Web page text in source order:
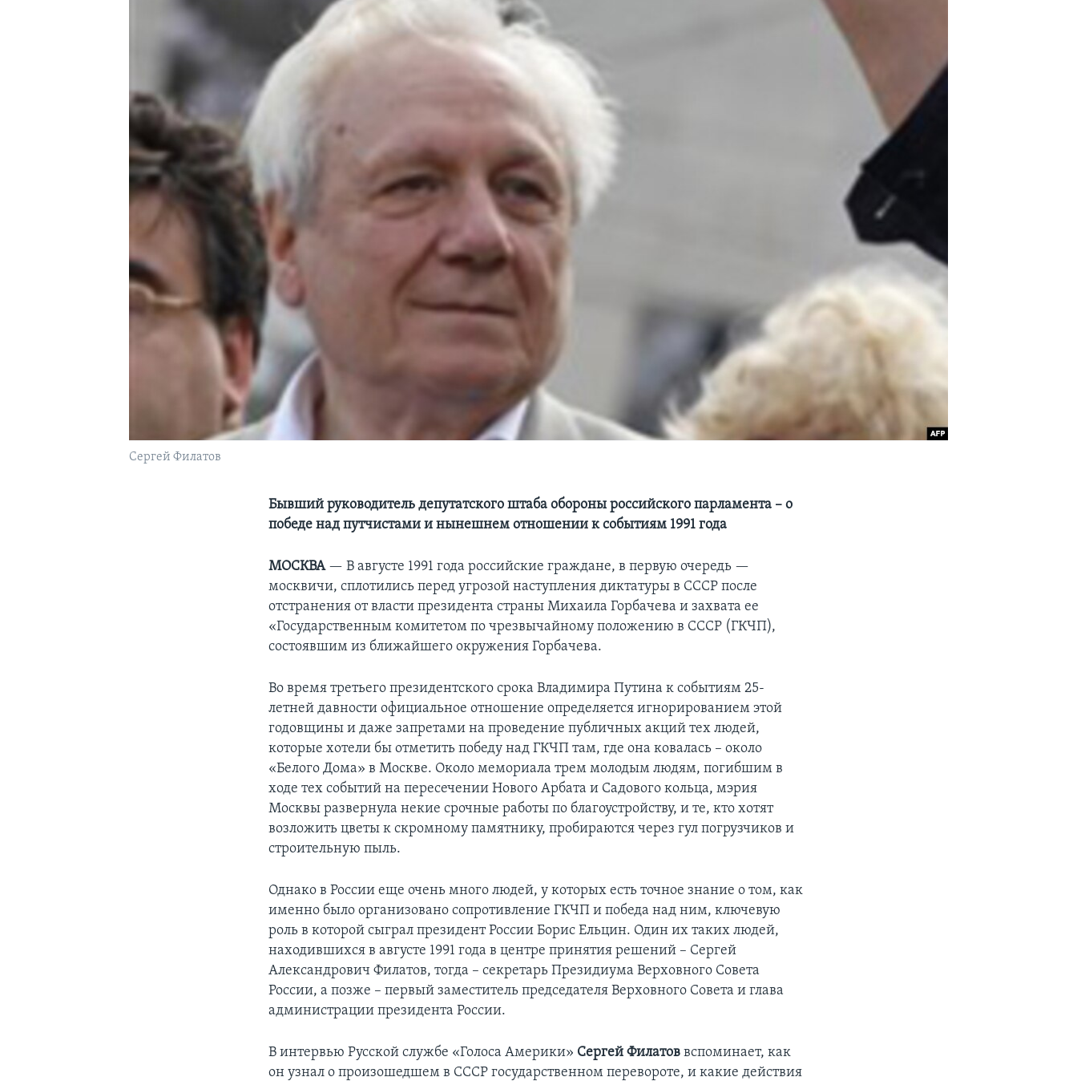
Сергей Филатов
Бывший руководитель депутатского штаба обороны российского парламента – о
победе над путчистами и нынешнем отношении к событиям 1991 года
МОСКВА— В августе 1991 года российские граждане, в первую очередь —
москвичи, сплотились перед угрозой наступления диктатуры в СССР после
отстранения от власти президента страны Михаила Горбачева и захвата ее
«Государственным комитетом по чрезвычайному положению в СССР (ГКЧП),
состоявшим из ближайшего окружения Горбачева.
Во время третьего президентского срока Владимира Путина к событиям 25-
летней давности официальное отношение определяется игнорированием этой
годовщины и даже запретами на проведение публичных акций тех людей,
которые хотели бы отметить победу над ГКЧП там, где она ковалась – около
«Белого Дома» в Москве. Около мемориала трем молодым людям, погибшим в
ходе тех событий на пересечении Нового Арбата и Садового кольца, мэрия
Москвы развернула некие срочные работы по благоустройству, и те, кто хотят
возложить цветы к скромному памятнику, пробираются через гул погрузчиков и
строительную пыль.
Однако в России еще очень много людей, у которых есть точное знание о том, как
именно было организовано сопротивление ГКЧП и победа над ним, ключевую
роль в которой сыграл президент России Борис Ельцин. Один их таких людей,
находившихся в августе 1991 года в центре принятия решений – Cергей
Александрович Филатов, тогда – секретарь Президиума Верховного Совета
России, а позже – первый заместитель председателя Верховного Совета и глава
администрации президента России.
В интервью Русской службе «Голоса Америки» Сергей Филатоввспоминает, как
он узнал о произошедшем в СССР государственном перевороте, и какие действия